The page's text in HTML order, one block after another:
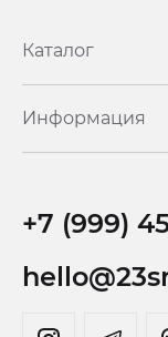
Каталог
Информация
+7 (999)